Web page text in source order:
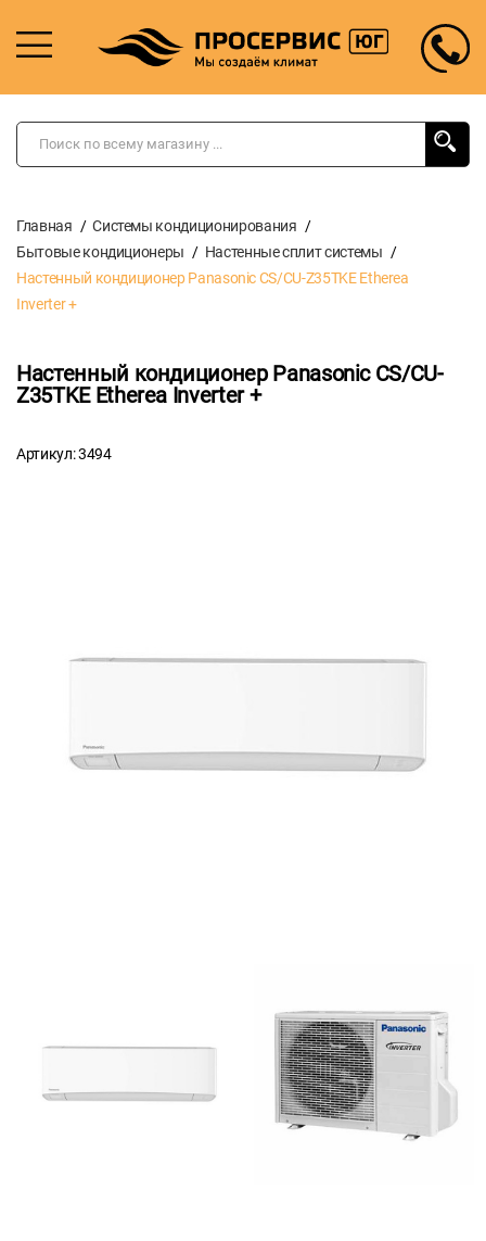
Главная
Системы кондиционирования
Бытовые кондиционеры
Настенные сплит системы
Настенный кондиционер Panasonic CS/CU-Z35TKE Etherea
Inverter +
Настенный кондиционер Panasonic CS/CU-
Z35TKE Etherea Inverter +
Артикул: 3494